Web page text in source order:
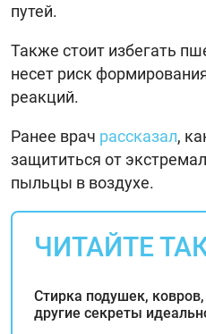
путей.
Также стоит избегать
несет риск
реакций.
Ранее врач рассказал,
защититься от
пыльцы в воздухе.
ЧИТАЙТЕ
Стирка подушек,
другие секреты